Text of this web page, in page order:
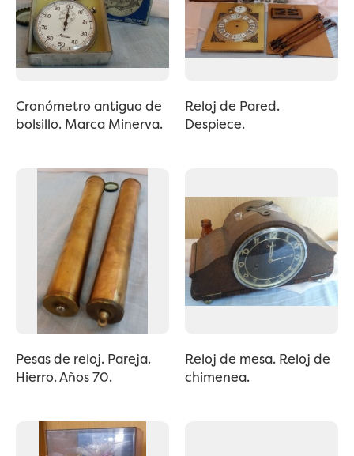
Cronómetro antiguo de
bolsillo. Marca Minerva.
Reloj de Pared.
Despiece.
Pesas de reloj. Pareja.
Hierro. Años 70.
Reloj de mesa. Reloj de
chimenea.